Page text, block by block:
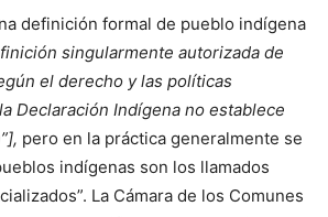
definición formal de pueblo indígena
singularmente autorizada de
el derecho y las políticas
Declaración Indígena no establece
pero en la práctica generalmente se
indígenas son los llamados
La Cámara de los Comunes